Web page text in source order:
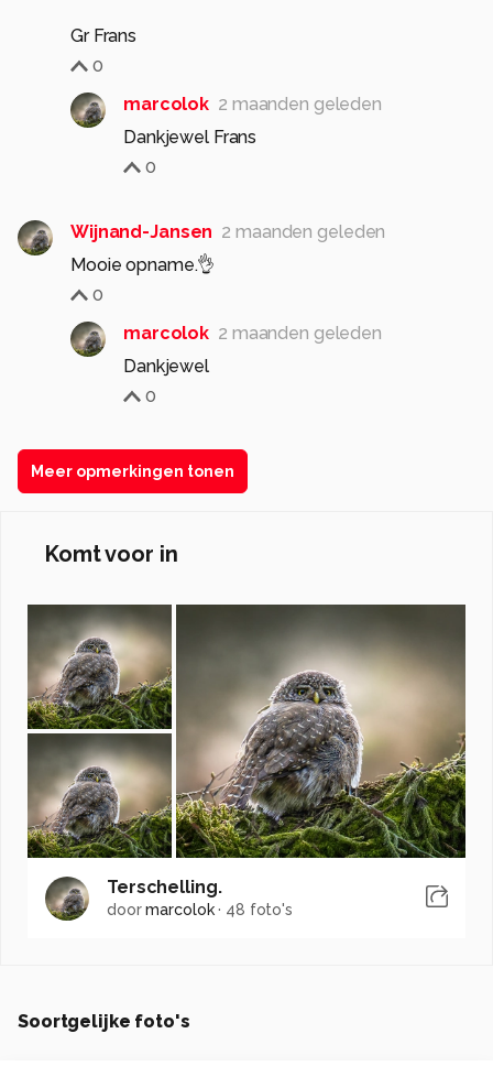
Gr Frans
0
marcolok 2 maanden geleden
Dankjewel Frans
0
Wijnand-Jansen 2 maanden geleden
Mooie opname.👌
0
marcolok 2 maanden geleden
Dankjewel
0
Meer opmerkingen tonen
Komt voor in
Terschelling.
doormarcolok· 48 foto's
Soortgelijke foto's